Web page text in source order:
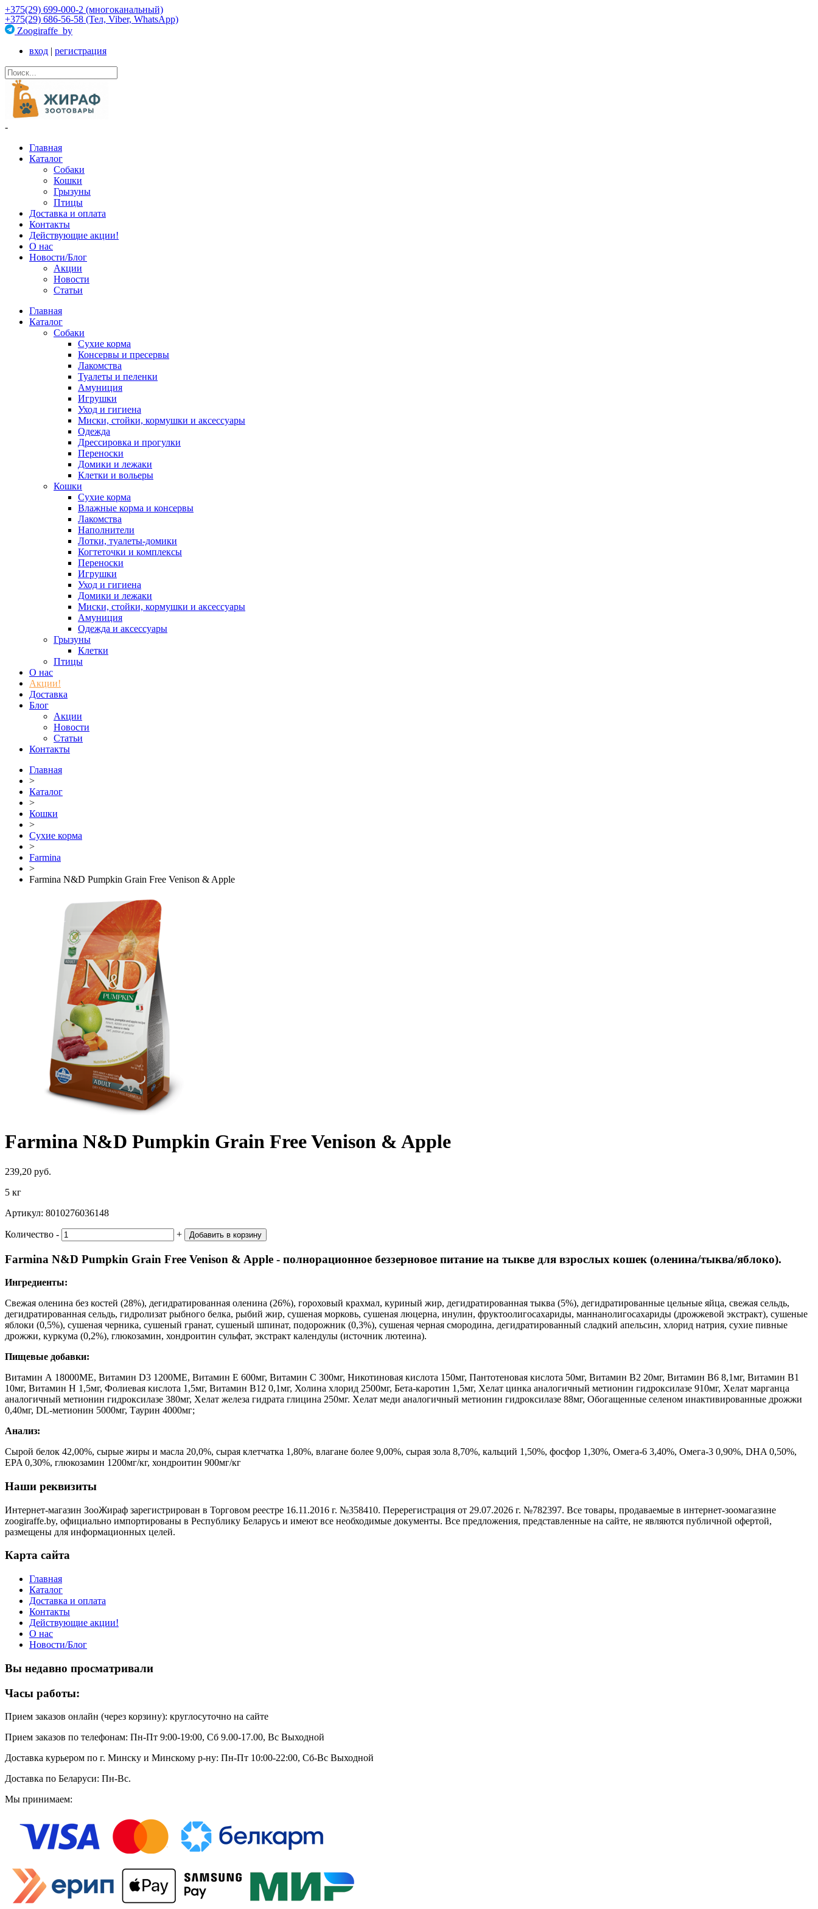
+375(29) 699-000-2 (многоканальный)
+375(29) 686-56-58 (Тел, Viber, WhatsApp)
Zoogiraffe_by
вход | регистрация
-
Главная
Каталог
Собаки
Кошки
Грызуны
Птицы
Доставка и оплата
Контакты
Действующие акции!
О нас
Новости/Блог
Акции
Новости
Статьи
Главная
Каталог
Собаки
Сухие корма
Консервы и пресервы
Лакомства
Туалеты и пеленки
Амуниция
Игрушки
Уход и гигиена
Миски, стойки, кормушки и аксессуары
Одежда
Дрессировка и прогулки
Переноски
Домики и лежаки
Клетки и вольеры
Кошки
Сухие корма
Влажные корма и консервы
Лакомства
Наполнители
Лотки, туалеты-домики
Когтеточки и комплексы
Переноски
Игрушки
Уход и гигиена
Домики и лежаки
Миски, стойки, кормушки и аксессуары
Амуниция
Одежда и аксессуары
Грызуны
Клетки
Птицы
О нас
Акции!
Доставка
Блог
Акции
Новости
Статьи
Контакты
Главная
>
Каталог
>
Кошки
>
Сухие корма
>
Farmina
>
Farmina N&D Pumpkin Grain Free Venison & Apple
Farmina N&D Pumpkin Grain Free Venison & Apple
239,20 руб.
5 кг
Артикул: 8010276036148
Количество ‐ + Добавить в корзину
Farmina N&D Pumpkin Grain Free Venison & Apple - полнорационное беззерновое питание на тыкве для взрослых кошек (оленина/тыква/яблоко).
Ингредиенты:
Свежая оленина без костей (28%), дегидратированная оленина (26%), гороховый крахмал, куриный жир, дегидратированная тыква (5%), дегидратированные цельные яйца, свежая сельдь,
дегидратированная сельдь, гидролизат рыбного белка, рыбий жир, сушеная морковь, сушеная люцерна, инулин, фруктоолигосахариды, маннанолигосахариды (дрожжевой экстракт), сушеные
яблоки (0,5%), сушеная черника, сушеный гранат, сушеный шпинат, подорожник (0,3%), сушеная черная смородина, дегидратированный сладкий апельсин, хлорид натрия, сухие пивные
дрожжи, куркума (0,2%), глюкозамин, хондроитин сульфат, экстракт календулы (источник лютеина).
Пищевые добавки:
Витамин А 18000МЕ, Витамин D3 1200МЕ, Витамин Е 600мг, Витамин С 300мг, Никотиновая кислота 150мг, Пантотеновая кислота 50мг, Витамин В2 20мг, Витамин В6 8,1мг, Витамин В1
10мг, Витамин Н 1,5мг, Фолиевая кислота 1,5мг, Витамин В12 0,1мг, Холина хлорид 2500мг, Бета‐каротин 1,5мг, Хелат цинка аналогичный метионин гидроксилазе 910мг, Хелат марганца
аналогичный метионин гидроксилазе 380мг, Хелат железа гидрата глицина 250мг. Хелат меди аналогичный метионин гидроксилазе 88мг, Обогащенные селеном инактивированные дрожжи
0,40мг, DL‐метионин 5000мг, Таурин 4000мг;
Анализ:
Cырой белок 42,00%, сырые жиры и масла 20,0%, сырая клетчатка 1,80%, влагане более 9,00%, сырая зола 8,70%, кальций 1,50%, фосфор 1,30%, Омега‐6 3,40%, Омега‐3 0,90%, DHA 0,50%,
EPA 0,30%, глюкозамин 1200мг/кг, хондроитин 900мг/кг
Наши реквизиты
Интернет-магазин ЗооЖираф зарегистрирован в Торговом реестре 16.11.2016 г. №358410. Перерегистрация от 29.07.2026 г. №782397. Все товары, продаваемые в интернет-зоомагазине
zoogiraffe.by, официально импортированы в Республику Беларусь и имеют все необходимые документы. Все предложения, представленные на сайте, не являются публичной офертой,
размещены для информационных целей.
Карта сайта
Главная
Каталог
Доставка и оплата
Контакты
Действующие акции!
О нас
Новости/Блог
Вы недавно просматривали
Часы работы:
Прием заказов онлайн (через корзину): круглосуточно на сайте
Прием заказов по телефонам: Пн-Пт 9:00-19:00, Сб 9.00-17.00, Вс Выходной
Доставка курьером по г. Минску и Минскому р-ну: Пн-Пт 10:00-22:00, Сб-Вс Выходной
Доставка по Беларуси: Пн-Вс.
Мы принимаем: